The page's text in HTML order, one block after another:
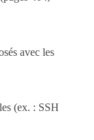
avec les
(ex. : SSH